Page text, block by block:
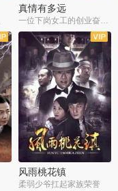
真情有多远
一位下岗女工的创业奋斗史
全36集
风雨桃花镇
柔弱少爷扛起家族荣誉